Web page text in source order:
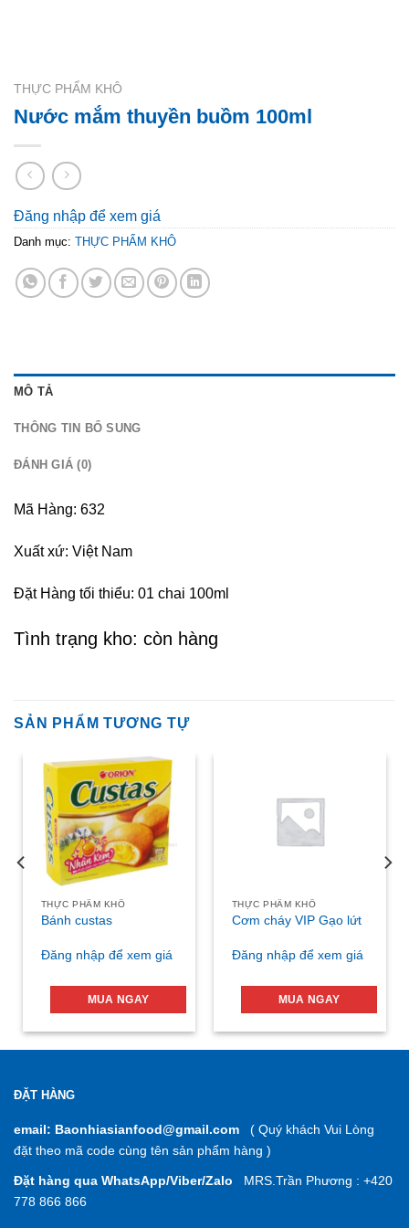
THỰC PHẨM KHÔ
Nước mắm thuyền buồm 100ml
Đăng nhập để xem giá
Danh mục: THỰC PHẨM KHÔ
MÔ TẢ
THÔNG TIN BỔ SUNG
ĐÁNH GIÁ (0)
Mã Hàng: 632
Xuất xứ: Việt Nam
Đặt Hàng tối thiểu: 01 chai 100ml
Tình trạng kho: còn hàng
SẢN PHẨM TƯƠNG TỰ
THỰC PHẨM KHÔ
Bánh custas
Đăng nhập để xem giá
MUA NGAY
THỰC PHẨM KHÔ
Cơm cháy VIP Gạo lứt
Đăng nhập để xem giá
MUA NGAY
ĐẶT HÀNG
email: Baonhiasianfood@gmail.com ( Quý khách Vui Lòng
đặt theo mã code cùng tên sản phẩm hàng )
Đặt hàng qua WhatsApp/Viber/Zalo MRS.Trần Phương : +420
778 866 866